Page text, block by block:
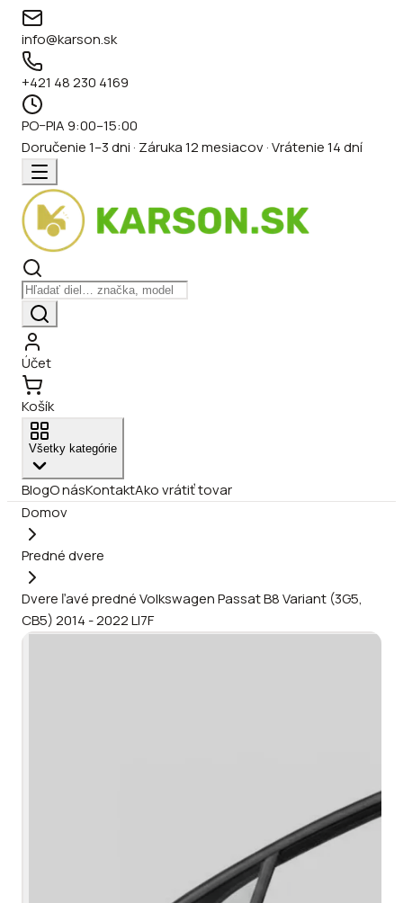
info@karson.sk
+421 48 230 4169
PO–PIA 9:00–15:00
Doručenie 1–3 dni · Záruka 12 mesiacov · Vrátenie 14 dní
Účet
Košík
Všetky kategórie
BlogO násKontaktAko vrátiť tovar
Domov
Predné dvere
Dvere ľavé predné Volkswagen Passat B8 Variant (3G5,
CB5) 2014 - 2022 LI7F